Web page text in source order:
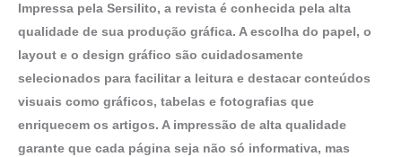
Impressa pela Sersilito, a revista é conhecida pela alta
qualidade de sua produção gráfica. A escolha do papel, o
layout e o design gráfico são cuidadosamente
selecionados para facilitar a leitura e destacar conteúdos
visuais como gráficos, tabelas e fotografias que
enriquecem os artigos. A impressão de alta qualidade
garante que cada página seja não só informativa, mas